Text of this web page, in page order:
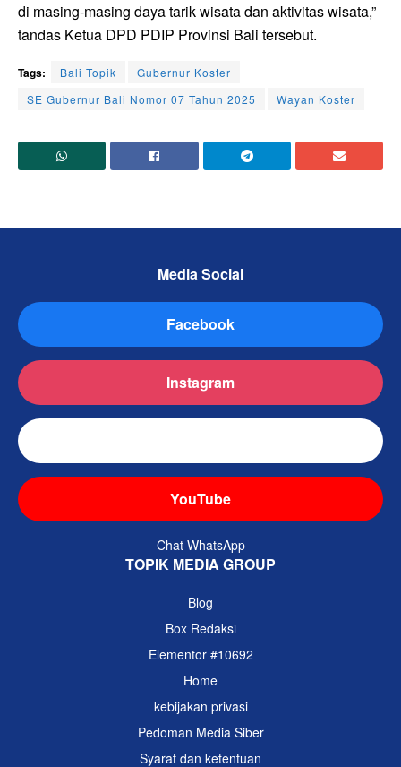
di masing-masing daya tarik wisata dan aktivitas wisata,”
tandas Ketua DPD PDIP Provinsi Bali tersebut.
Tags: Bali Topik
Gubernur Koster
SE Gubernur Bali Nomor 07 Tahun 2025
Wayan Koster
Media Social
Facebook
Instagram
YouTube
Chat WhatsApp
TOPIK MEDIA GROUP
Blog
Box Redaksi
Elementor #10692
Home
kebijakan privasi
Pedoman Media Siber
Syarat dan ketentuan